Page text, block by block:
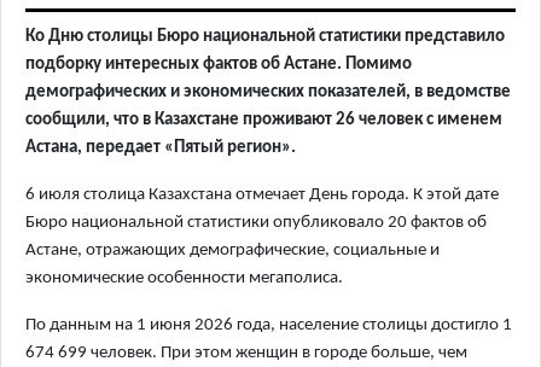
Ко Дню столицы Бюро национальной статистики представило
подборку интересных фактов об Астане. Помимо
демографических и экономических показателей, в ведомстве
сообщили, что в Казахстане проживают 26 человек с именем
Астана, передает «Пятый регион».
6 июля столица Казахстана отмечает День города. К этой дате
Бюро национальной статистики опубликовало 20 фактов об
Астане, отражающих демографические, социальные и
экономические особенности мегаполиса.
По данным на 1 июня 2026 года, население столицы достигло 1
674 699 человек. При этом женщин в городе больше, чем